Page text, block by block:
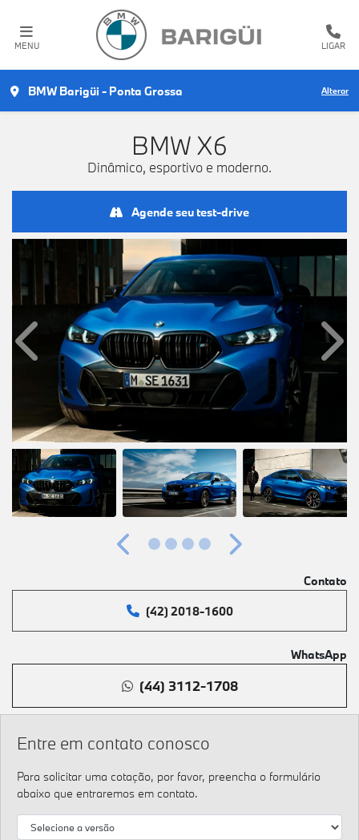
MENU LIGAR
BMW Barigüi - Ponta Grossa Alterar
BMW X6
Dinâmico, esportivo e moderno.
Agende seu test-drive
Entre em contato conosco
Para solicitar uma cotação, por favor, preencha o formulário
abaixo que entraremos em contato.
Anterior
Anterior Próximo
Contato
(42) 2018-1600
WhatsApp
(44) 3112-1708